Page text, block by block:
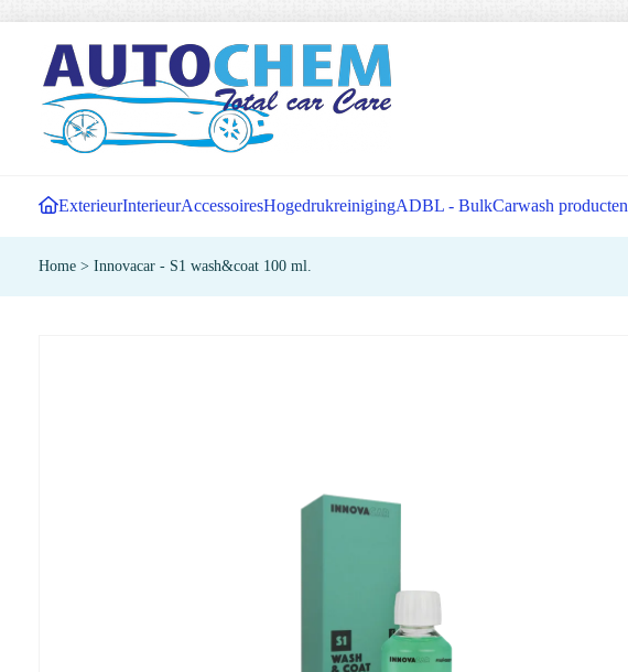
ExterieurInterieurAccessoiresHogedrukreinigingADBL - BulkCarwash producten
Home > Innovacar - S1 wash&coat 100 ml.